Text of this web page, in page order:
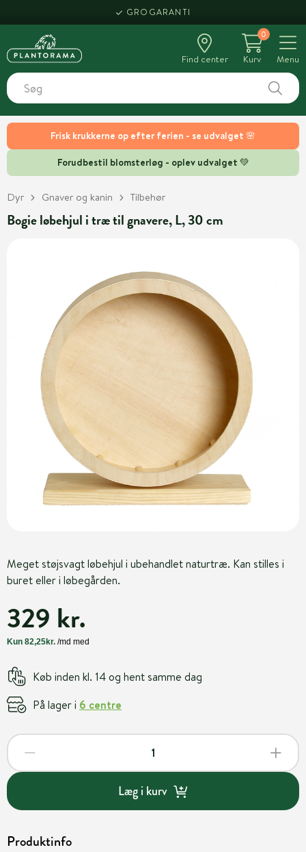
Frisk krukkerne op efter ferien - se udvalget 🌸
Forudbestil blomsterløg - oplev udvalget 💚
GROGARANTI
Find center
0
Kurv
Menu
Dyr Gnaver og kanin Tilbehør
Bogie løbehjul i træ til gnavere, L, 30 cm
Meget støjsvagt løbehjul i ubehandlet naturtræ. Kan stilles i
buret eller i løbegården.
329 kr.
Køb inden kl. 14 og hent samme dag
På lager i 6 centre
Læg i kurv
Produktinfo